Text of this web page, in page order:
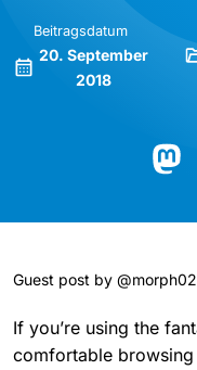
Beitragsdatum
20. September
2018
Guest post by
If you’re using the
comfortable